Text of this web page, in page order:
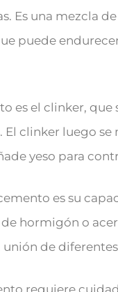
Es una mezcla
puede
es el clinker, que
clinker luego
yeso para
es su
hormigón o
de
requiere